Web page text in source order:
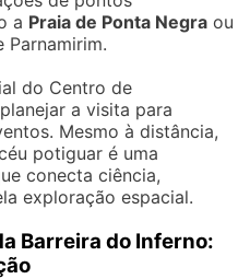
a Praia de Ponta Negra ou
Parnamirim.
do Centro de
a visita para
Mesmo à distância,
potiguar é uma
conecta ciência,
exploração espacial.
Barreira do Inferno: